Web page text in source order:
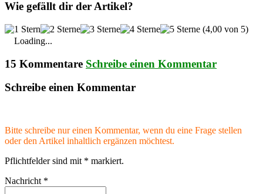
Wie gefällt dir der Artikel?
(4,00 von 5)
Loading...
15 Kommentare Schreibe einen Kommentar
Schreibe einen Kommentar
Bitte schreibe nur einen Kommentar, wenn du eine Frage stellen
oder den Artikel inhaltlich ergänzen möchtest.
Pflichtfelder sind mit * markiert.
Nachricht *